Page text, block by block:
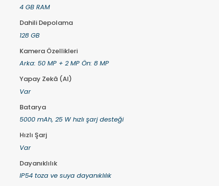
4 GB RAM
Dahili Depolama
128 GB
Kamera Özellikleri
Arka: 50 MP + 2 MP Ön: 8 MP
Yapay Zekâ (AI)
Var
Batarya
5000 mAh, 25 W hızlı şarj desteği
Hızlı Şarj
Var
Dayanıklılık
IP54 toza ve suya dayanıklılık